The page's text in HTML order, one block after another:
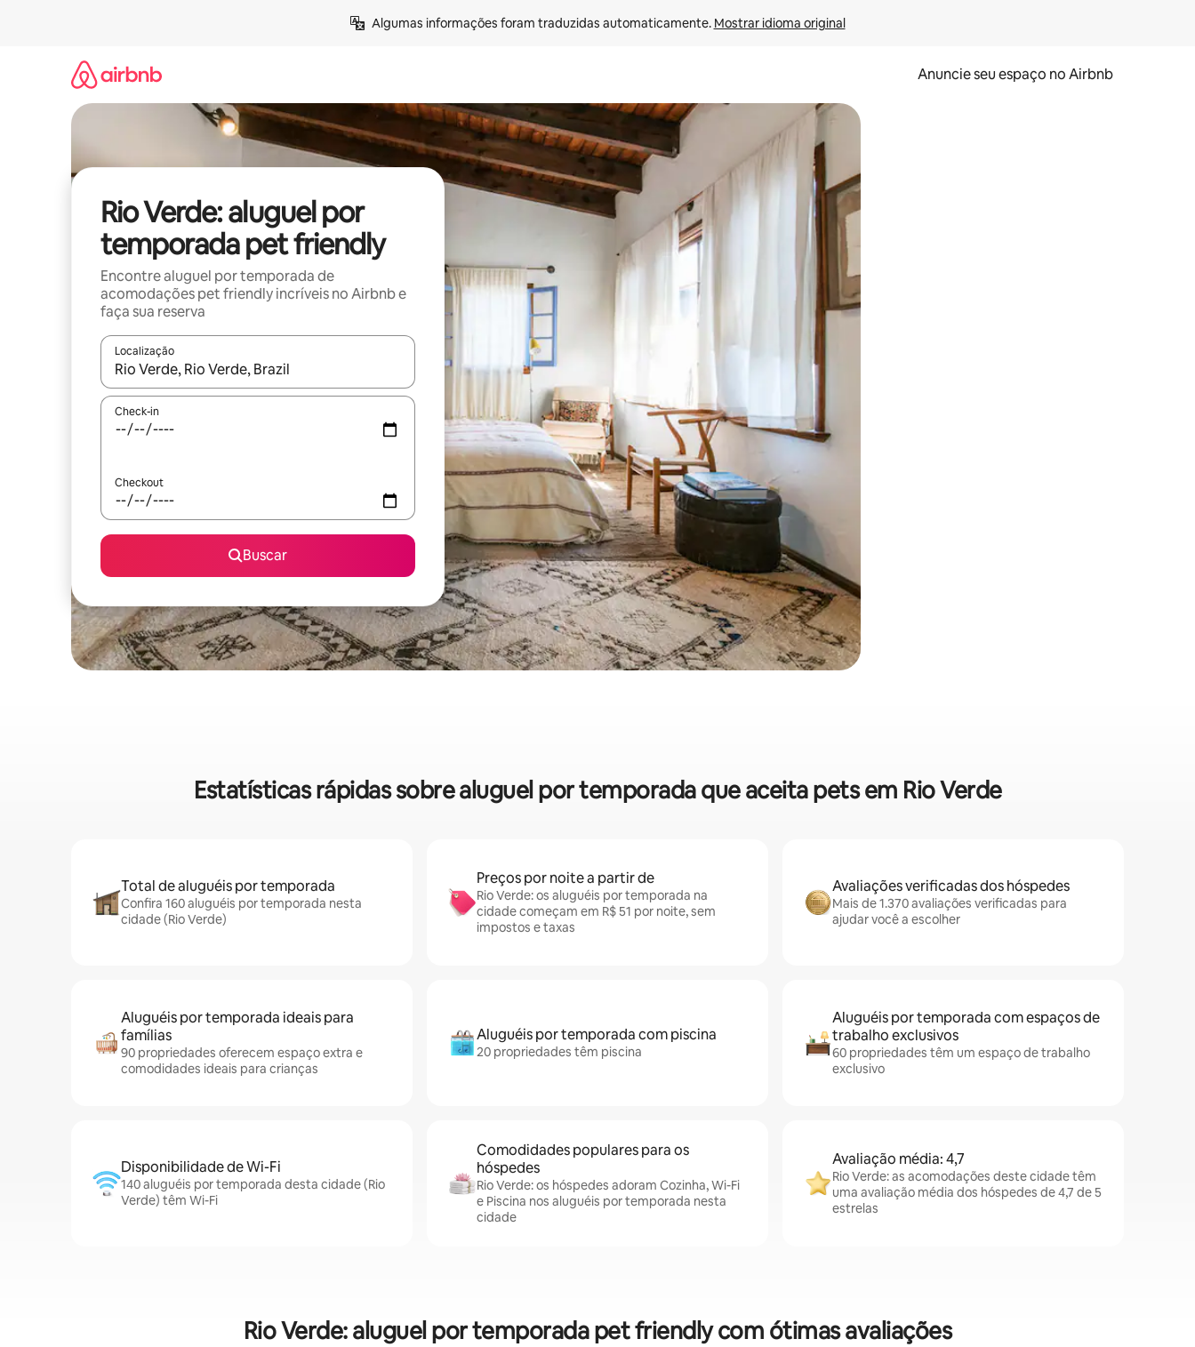
Algumas informações foram traduzidas automaticamente. Mostrar idioma original
Anuncie seu espaço no Airbnb
Rio Verde: aluguel por
temporada pet friendly
Encontre aluguel por temporada de
acomodações pet friendly incríveis no Airbnb e
faça sua reserva
Localização
Quando os resultados estiverem disponíveis, explore-os usando as seta para cima e para baixo do teclado ou tocando e deslizando o dedo na tela.
Check-in
Checkout
Buscar
Estatísticas rápidas sobre aluguel por temporada que aceita pets em Rio Verde
Total de aluguéis por temporada
Confira 160 aluguéis por temporada nesta
cidade (Rio Verde)
Preços por noite a partir de
Rio Verde: os aluguéis por temporada na
cidade começam em R$ 51 por noite, sem
impostos e taxas
Avaliações verificadas dos hóspedes
Mais de 1.370 avaliações verificadas para
ajudar você a escolher
Aluguéis por temporada ideais para
famílias
90 propriedades oferecem espaço extra e
comodidades ideais para crianças
Aluguéis por temporada com piscina
20 propriedades têm piscina
Aluguéis por temporada com espaços de
trabalho exclusivos
60 propriedades têm um espaço de trabalho
exclusivo
Disponibilidade de Wi-Fi
140 aluguéis por temporada desta cidade (Rio
Verde) têm Wi-Fi
Comodidades populares para os
hóspedes
Rio Verde: os hóspedes adoram Cozinha, Wi-Fi
e Piscina nos aluguéis por temporada nesta
cidade
Avaliação média: 4,7
Rio Verde: as acomodações deste cidade têm
uma avaliação média dos hóspedes de 4,7 de 5
estrelas
Rio Verde: aluguel por temporada pet friendly com ótimas avaliações